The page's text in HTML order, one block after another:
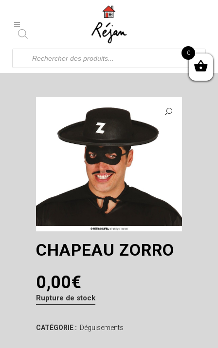
Recherche
produits
CHAPEAU ZORRO
0,00€
Rupture de stock
CATÉGORIE : Déguisements
0